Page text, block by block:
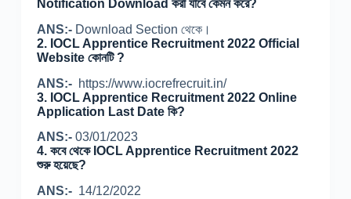
Notification Download করা যাবে কেমন করে?
ANS:- Download Section থেকে।
2. IOCL Apprentice Recruitment 2022 Official
Website কোনটি ?
ANS:- https://www.iocrefrecruit.in/
3. IOCL Apprentice Recruitment 2022 Online
Application Last Date কি?
ANS:- 03/01/2023
4. কবে থেকে IOCL Apprentice Recruitment 2022
শুরু হয়েছে?
ANS:- 14/12/2022